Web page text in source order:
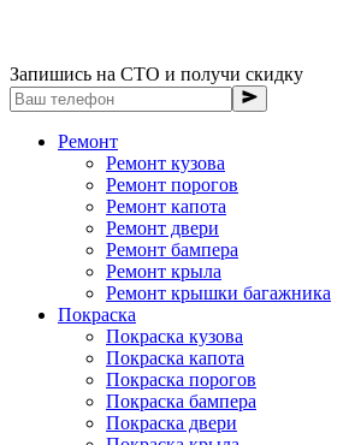
Запишись на СТО и получи скидку
Ремонт
Ремонт кузова
Ремонт порогов
Ремонт капота
Ремонт двери
Ремонт бампера
Ремонт крыла
Ремонт крышки багажника
Покраска
Покраска кузова
Покраска капота
Покраска порогов
Покраска бампера
Покраска двери